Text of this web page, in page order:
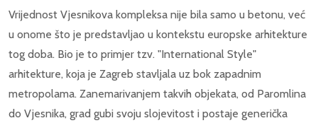
Vrijednost Vjesnikova kompleksa nije bila samo u betonu, već
u onome što je predstavljao u kontekstu europske arhitekture
tog doba. Bio je to primjer tzv. "International Style"
arhitekture, koja je Zagreb stavljala uz bok zapadnim
metropolama. Zanemarivanjem takvih objekata, od Paromlina
do Vjesnika, grad gubi svoju slojevitost i postaje generička